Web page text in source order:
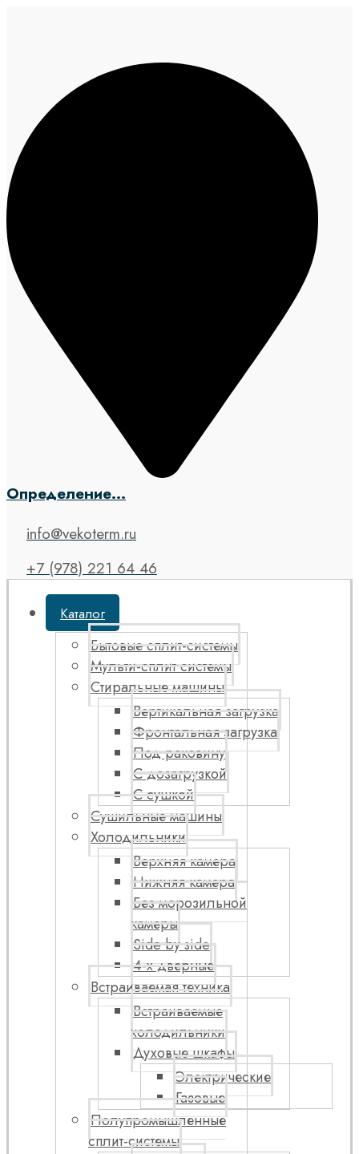
Определение...
info@vekoterm.ru
+7 (978) 221 64 46
Каталог
Бытовые сплит-системы
Мульти-сплит системы
Стиральные машины
Вертикальная загрузка
Фронтальная загрузка
Под раковину
С дозагрузкой
С сушкой
Сушильные машины
Холодильники
Верхняя камера
Нижняя камера
Без морозильной
камеры
Side by side
4-х дверные
Встраиваемая техника
Встраиваемые
холодильники
Духовые шкафы
Электрические
Газовые
Полупромышленные
сплит-системы